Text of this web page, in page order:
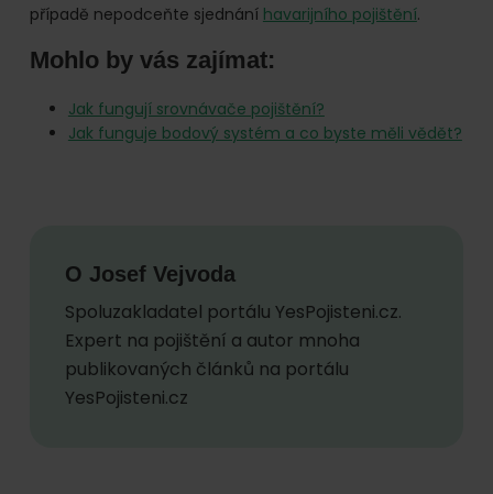
případě nepodceňte sjednání havarijního pojištění.
Mohlo by vás zajímat:
Jak fungují srovnávače pojištění?
Jak funguje bodový systém a co byste měli vědět?
O Josef Vejvoda
Spoluzakladatel portálu YesPojisteni.cz.
Expert na pojištění a autor mnoha
publikovaných článků na portálu
YesPojisteni.cz